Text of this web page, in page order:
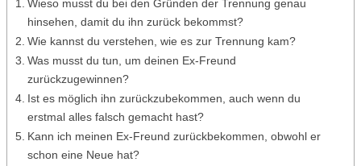
Wieso musst du bei den Gründen der Trennung genau
hinsehen, damit du ihn zurück bekommst?
Wie kannst du verstehen, wie es zur Trennung kam?
Was musst du tun, um deinen Ex-Freund
zurückzugewinnen?
Ist es möglich ihn zurückzubekommen, auch wenn du
erstmal alles falsch gemacht hast?
Kann ich meinen Ex-Freund zurückbekommen, obwohl er
schon eine Neue hat?